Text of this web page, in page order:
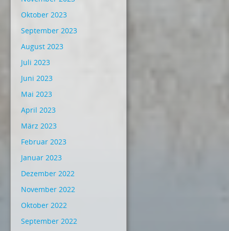
Oktober 2023
September 2023
August 2023
Juli 2023
Juni 2023
Mai 2023
April 2023
März 2023
Februar 2023
Januar 2023
Dezember 2022
November 2022
Oktober 2022
September 2022